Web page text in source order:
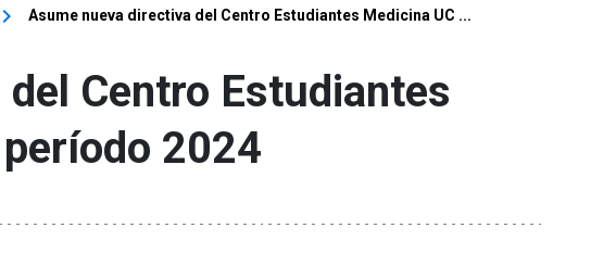
keyboard_arrow_right Asume nueva directiva del Centro Estudiantes Medicina UC ...
Centro Estudiantes
2024